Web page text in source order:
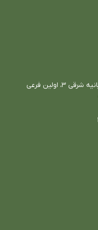
استان خراسان جنوبي، بيرجند، شعبانيه شرقي ٣، اولين فرعي